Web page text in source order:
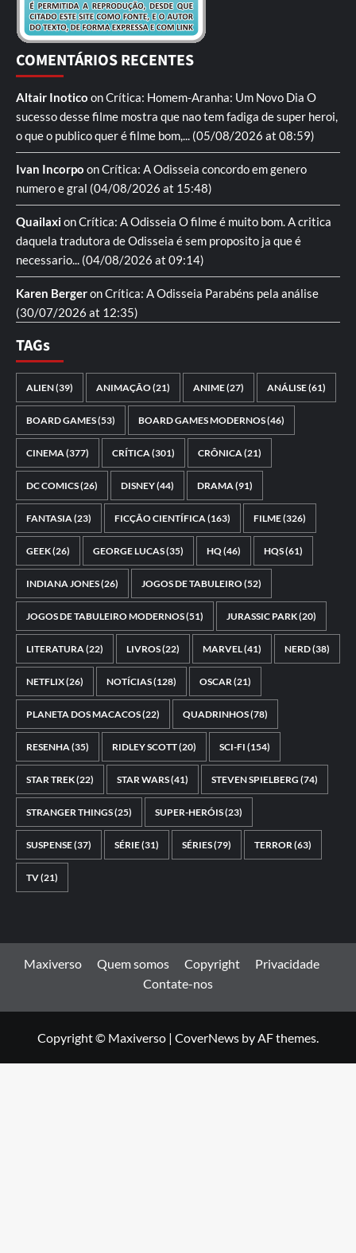
COMENTÁRIOS RECENTES
Altair Inotico onCrítica: Homem-Aranha: Um Novo Dia O
sucesso desse filme mostra que nao tem fadiga de super heroi,
o que o publico quer é filme bom,... (05/08/2026 at 08:59)
Ivan Incorpo onCrítica: A Odisseia concordo em genero
numero e gral (04/08/2026 at 15:48)
QuailaxionCrítica: A Odisseia O filme é muito bom. A critica
daquela tradutora de Odisseia é sem proposito ja que é
necessario... (04/08/2026 at 09:14)
Karen BergeronCrítica: A Odisseia Parabéns pela análise
(30/07/2026 at 12:35)
TAGs
ALIEN(39) ANIMAÇÃO(21) ANIME(27) ANÁLISE(61)
BOARD GAMES(53) BOARD GAMES MODERNOS(46)
CINEMA(377) CRÍTICA(301) CRÔNICA(21)
DC COMICS(26) DISNEY(44) DRAMA(91)
FANTASIA(23) FICÇÃO CIENTÍFICA(163) FILME(326)
GEEK(26) GEORGE LUCAS(35) HQ(46) HQS(61)
INDIANA JONES(26) JOGOS DE TABULEIRO(52)
JOGOS DE TABULEIRO MODERNOS(51) JURASSIC PARK(20)
LITERATURA(22) LIVROS(22) MARVEL(41) NERD(38)
NETFLIX(26) NOTÍCIAS(128) OSCAR(21)
PLANETA DOS MACACOS(22) QUADRINHOS(78)
RESENHA(35) RIDLEY SCOTT(20) SCI-FI (154)
STAR TREK(22) STAR WARS(41) STEVEN SPIELBERG (74)
STRANGER THINGS(25) SUPER-HERÓIS(23)
SUSPENSE(37) SÉRIE(31) SÉRIES(79) TERROR(63)
TV(21)
Maxiverso Quem somos Copyright
Privacidade
Contate-nos
Copyright © Maxiverso | CoverNews by AF themes.